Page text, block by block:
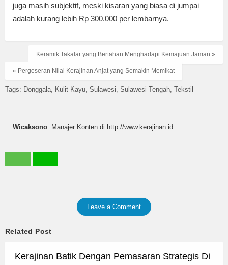
juga masih subjektif, meski kisaran yang biasa di jumpai
adalah kurang lebih Rp 300.000 per lembarnya.
Keramik Takalar yang Bertahan Menghadapi Kemajuan Jaman »
« Pergeseran Nilai Kerajinan Anjat yang Semakin Memikat
Tags: Donggala Kulit Kayu Sulawesi Sulawesi Tengah Tekstil
Wicaksono: Manajer Konten di http://www.kerajinan.id
Leave a Comment
Related Post
Kerajinan Batik Dengan Pemasaran Strategis Di